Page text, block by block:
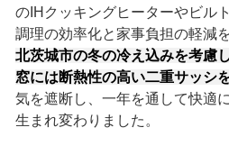
のIHクッキングヒーターやビル
調理の効率化と家事負担の軽減
北茨城市の冬の冷え込みを考慮
窓には断熱性の高い二重サッシ
気を遮断し、一年を通して快適
生まれ変わりました。